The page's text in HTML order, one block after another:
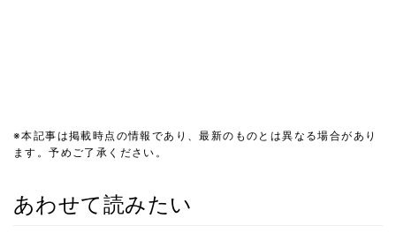
※本記事は掲載時点の情報であり、最新のものとは異なる場合があり
ます。予めご了承ください。
あわせて読みたい